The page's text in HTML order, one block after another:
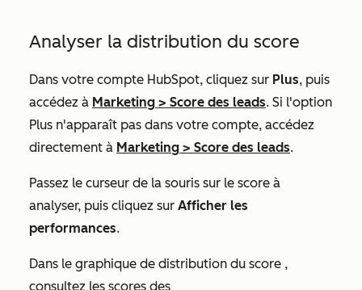
Analyser la distribution du score
Dans votre compte HubSpot, cliquez sur Plus, puis
accédez à Marketing > Score des leads. Si l'option
Plus n'apparaît pas dans votre compte, accédez
directement à Marketing > Score des leads.
Passez le curseur de la souris sur le score à
analyser, puis cliquez sur Afficher les
performances.
Dans le graphique de distribution du score ,
consultez les scores des